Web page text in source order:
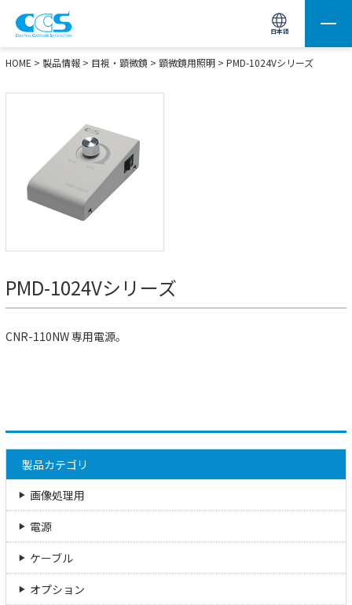
日本語
画像処理用の製品検索 サイト内検索(Enterで実行)
HOME > 製品情報 > 目視・顕微鏡 > 顕微鏡用照明 > PMD-1024Vシリーズ
PMD-1024Vシリーズ
CNR-110NW 専用電源。
製品カテゴリ
画像処理用
電源
ケーブル
オプション